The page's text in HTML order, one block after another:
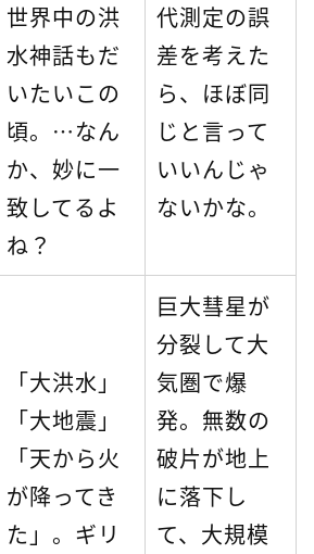
世界中の洪
水神話もだ
いたいこの
頃。…なん
か、妙に一
致してるよ
ね？
代測定の誤
差を考えた
ら、ほぼ同
じと言って
いいんじゃ
ないかな。
「大洪水」
「大地震」
「天から火
が降ってき
た」。ギリ
巨大彗星が
分裂して大
気圏で爆
発。無数の
破片が地上
に落下し
て、大規模